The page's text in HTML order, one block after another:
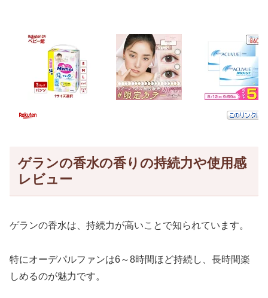
ゲランの香水の香りの持続力や使用感
レビュー
ゲランの香水は、持続力が高いことで知られています。
特にオーデパルファンは6～8時間ほど持続し、長時間楽
しめるのが魅力です。